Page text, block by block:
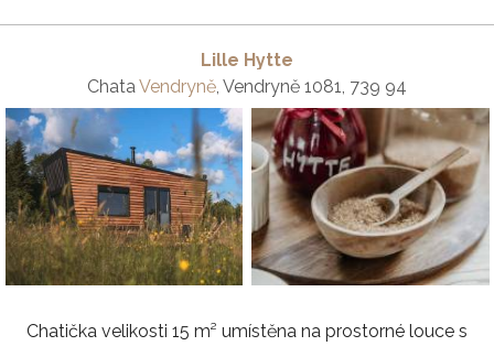
Lille Hytte
Chata Vendryně , Vendryně 1081, 739 94
Chatička velikosti 15 m² umístěna na prostorné louce s